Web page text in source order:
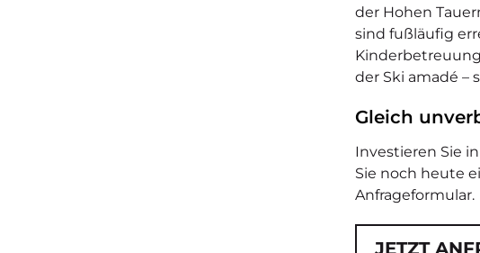
der Hohen
sind fußläufig
der Ski amadé –
Gleich
Investieren Sie
Sie noch heute
Anfrageformular.
JETZT